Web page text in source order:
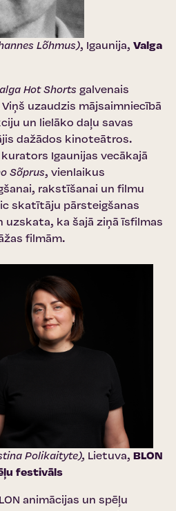
Lõhmus), Igaunija, Valga
Hot Shorts galvenais
uzaudzis mājsaimniecībā
un lielāko daļu savas
dažādos kinoteātros.
Igaunijas vecākajā
Sõprus, vienlaikus
rakstīšanai un filmu
skatītāju pārsteigšanas
uzskata, ka šajā ziņā īsfilmas
filmām.
Polikaityte), Lietuva, BLON
festivāls
animācijas un spēļu